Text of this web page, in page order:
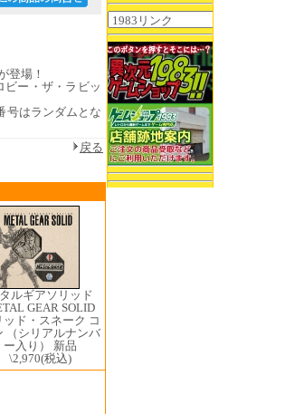
登場！
ー・ザ・ラビッ
号はランダムとな
戻る
ルギアソリッド
GEAR SOLID
ッド・スネーク コ
（シリアルナンバ
ー入り） 新品
\2,970(税込)